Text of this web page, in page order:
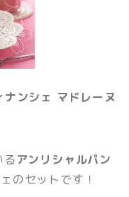
ナンシェ マドレーヌ
アンリシャルパン
のセットです！